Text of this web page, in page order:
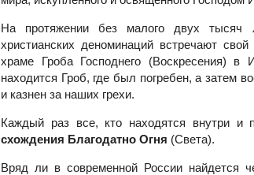
На протяжении без малого двух тысяч
христианских деноминаций встречают
храме Гроба Господнего (Воскресения)
находится Гроб, где был погребен, а затем
и казнен за наших грехи.
Каждый раз все, кто находятся внутри и
схождения Благодатно Огня (Света).
Вряд ли в современной России найдется